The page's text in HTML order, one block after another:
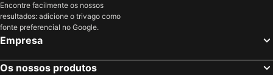
Encontre facilmente os nossos
resultados: adicione o trivago como
fonte preferencial no Google.
Empresa
Os nossos produtos